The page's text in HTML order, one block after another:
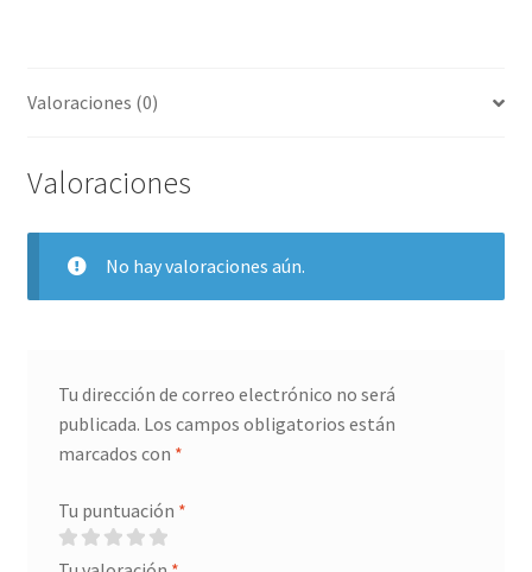
Valoraciones (0)
Valoraciones
No hay valoraciones aún.
Tu dirección de correo electrónico no será
publicada. Los campos obligatorios están
marcados con *
Tu puntuación *